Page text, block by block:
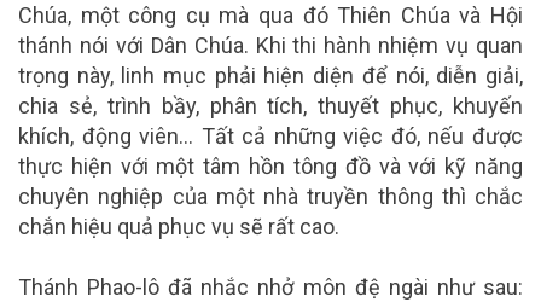
Chúa, một công cụ mà qua đó Thiên Chúa và Hội
thánh nói với Dân Chúa. Khi thi hành nhiệm vụ quan
trọng này, linh mục phải hiện diện để nói, diễn giải,
chia sẻ, trình bầy, phân tích, thuyết phục, khuyến
khích, động viên… Tất cả những việc đó, nếu được
thực hiện với một tâm hồn tông đồ và với kỹ năng
chuyên nghiệp của một nhà truyền thông thì chắc
chắn hiệu quả phục vụ sẽ rất cao.
Thánh Phao-lô đã nhắc nhở môn đệ ngài như sau: